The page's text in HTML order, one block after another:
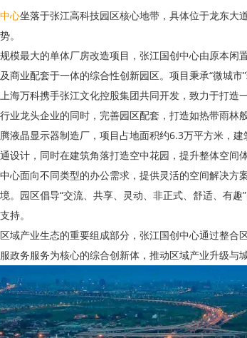
心坐落于张江高科技园区核心地带，具体位于龙东大
。
模最大的单体厂房改造项目，张江国创中心由原本闲
商业配套于一体的综合性创新园区。项目秉承“微城市
海万科携手张江文化控股集团共同开发，致力于打造
业龙头企业的同时，完善园区配套，打造如热带雨林
液晶显示器制造厂，项目占地面积约6.3万平方米，
设计，同时在建筑角落打造空中花园，提升整体空间
心面向不同类型的办公需求，提供灵活的空间解决
。园区倡导“交流、共享、灵动、非正式、舒适、有
持。
域产业生态的重要组成部分，张江国创中心通过整
政务服务为核心的综合创新体，推动区域产业升级与